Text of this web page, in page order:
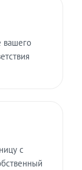
вашего
с